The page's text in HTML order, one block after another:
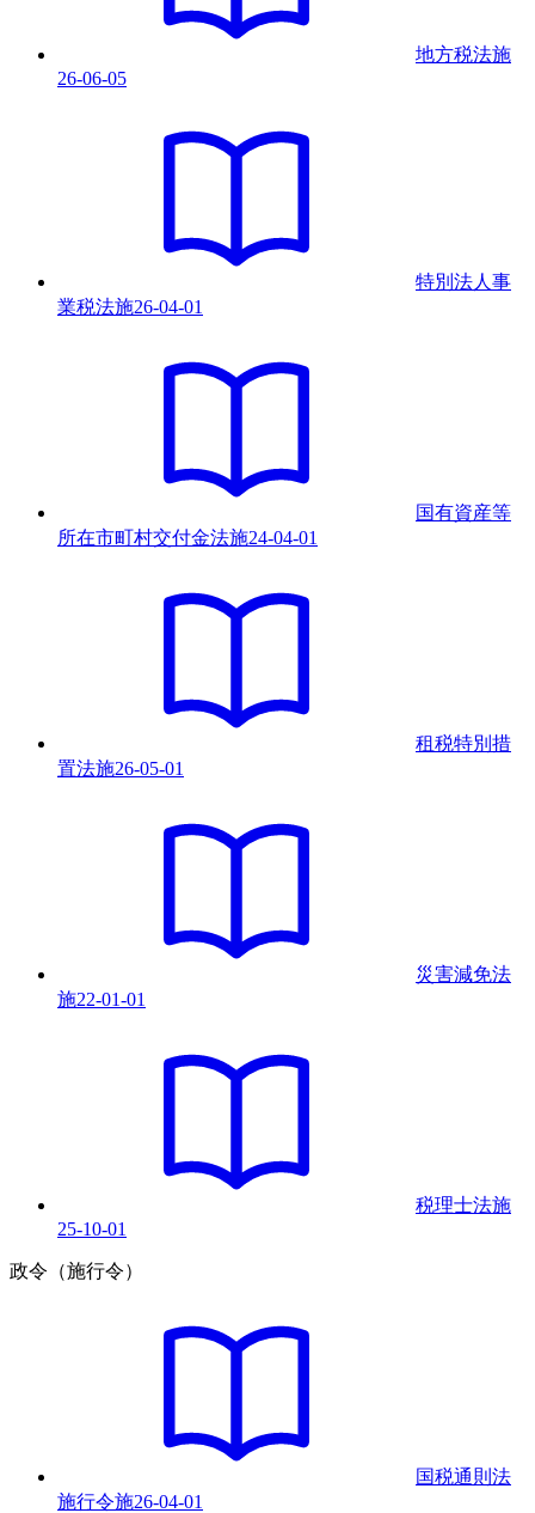
地方税法施
26-06-05
特別法人事
業税法施26-04-01
国有資産等
所在市町村交付金法施24-04-01
租税特別措
置法施26-05-01
災害減免法
施22-01-01
税理士法施
25-10-01
政令（施行令）
国税通則法
施行令施26-04-01